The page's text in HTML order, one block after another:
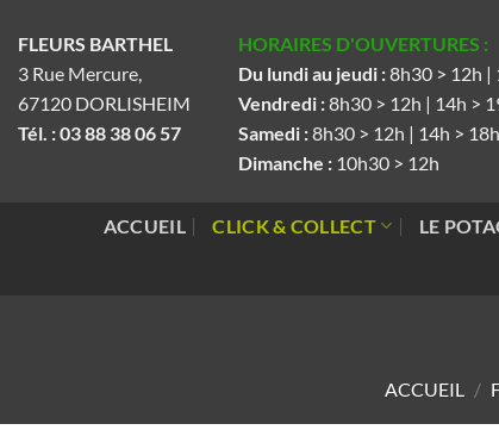
contenu
FLEURS BARTHEL
3 Rue Mercure,
67120 DORLISHEIM
Tél. : 03 88 38 06 57
HORAIRES D'OUVERTURES :
Du lundi au jeudi :8h30 > 12h |
Vendredi :8h30 > 12h | 14h >
Samedi :8h30 > 12h | 14h > 18h
Dimanche : 10h30 > 12h
ACCUEIL CLICK & COLLECT LE
ACCUEIL /